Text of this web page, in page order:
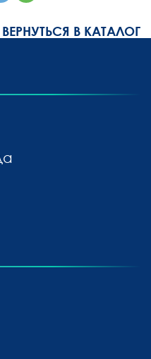
ВЕРНУТЬСЯ В КАТАЛОГ